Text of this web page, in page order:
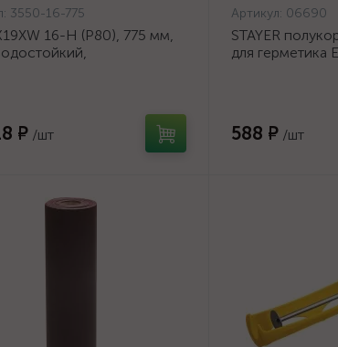
3550-16-775
16-H (Р80), 775 мм,
₽ /шт
Артикул: 06690
STAYER
для герметика
588 ₽ /шт